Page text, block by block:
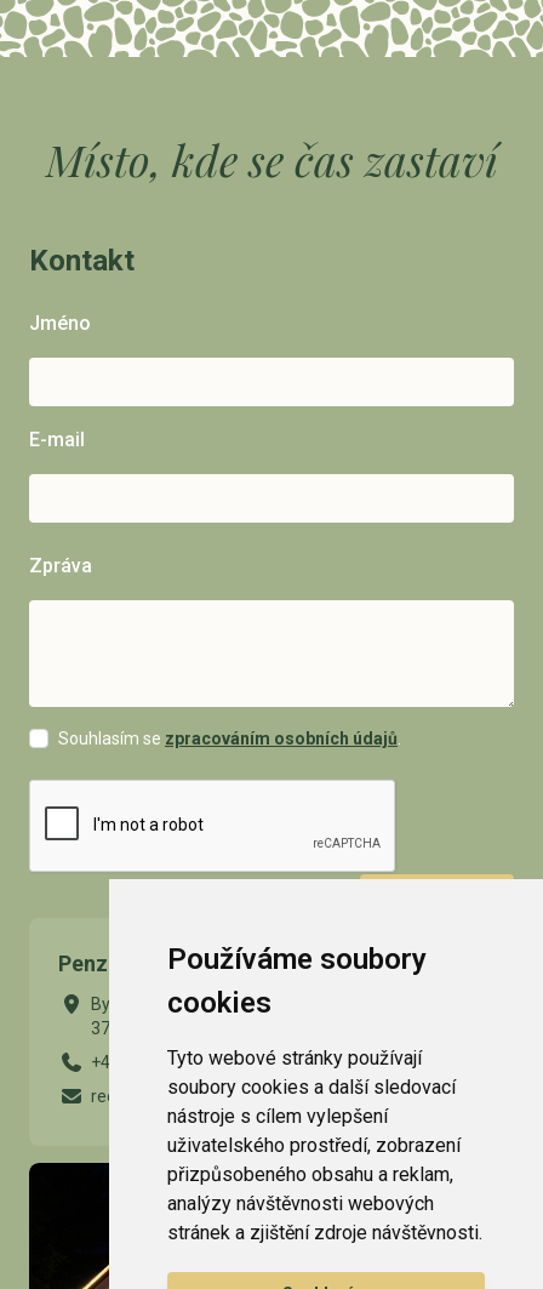
Používáme soubory
cookies
Tyto webové stránky používají
soubory cookies a další sledovací
nástroje s cílem vylepšení
uživatelského prostředí, zobrazení
přizpůsobeného obsahu a reklam,
analýzy návštěvnosti webových
stránek a zjištění zdroje návštěvnosti.
Místo, kde se čas zastaví
Kontakt
Jméno
E-mail
Zpráva
Souhlasím se zpracováním osobních údajů
Penzion Kamínek
Byňov 64
373 34 Nové Hrady
+420 724 977 094
recepce@penzion-kaminek.cz